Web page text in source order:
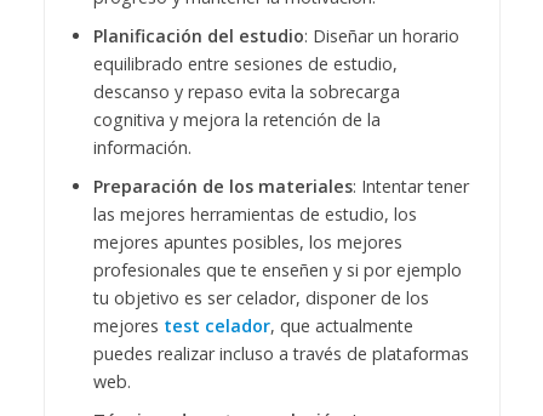
Planificación del estudio: Diseñar un horario
equilibrado entre sesiones de estudio,
descanso y repaso evita la sobrecarga
cognitiva y mejora la retención de la
información.
Preparación de los materiales: Intentar tener
las mejores herramientas de estudio, los
mejores apuntes posibles, los mejores
profesionales que te enseñen y si por ejemplo
tu objetivo es ser celador, disponer de los
mejores test celador, que actualmente
puedes realizar incluso a través de plataformas
web.